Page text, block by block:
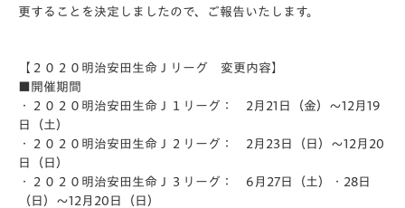
更することを決定しましたので、ご報告いたします。
【２０２０明治安田生命Ｊリーグ 変更内容】
■開催期間
・２０２０明治安田生命Ｊ１リーグ： 2月21日（金）～12月19
日（土）
・２０２０明治安田生命Ｊ２リーグ： 2月23日（日）～12月20
日（日）
・２０２０明治安田生命Ｊ３リーグ： 6月27日（土）・28日
（日）～12月20日（日）